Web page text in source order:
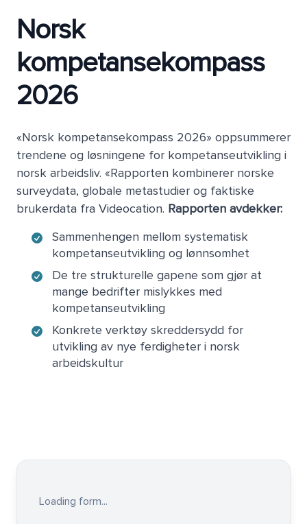
Norsk
kompetansekompass
2026
«Norsk kompetansekompass 2026» oppsummerer
trendene og løsningene for kompetanseutvikling i
norsk arbeidsliv. «Rapporten kombinerer norske
surveydata, globale metastudier og faktiske
brukerdata fra Videocation. Rapporten avdekker:
Sammenhengen mellom systematisk
kompetanseutvikling og lønnsomhet
De tre strukturelle gapene som gjør at
mange bedrifter mislykkes med
kompetanseutvikling
Konkrete verktøy skreddersydd for
utvikling av nye ferdigheter i norsk
arbeidskultur
Loading form...